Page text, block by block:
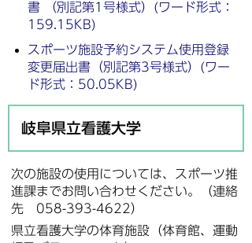
書 （別記第1号様式）(ワード形式：
159.15KB)
スポーツ施設予約システム使用登録
変更届出書（別記第3号様式）(ワー
ド形式：50.05KB)
岐阜県立看護大学
次の施設の使用については、スポーツ推
進課までお問い合わせください。（連絡
先 058-393-4622）
県立看護大学の体育施設（体育館、運動